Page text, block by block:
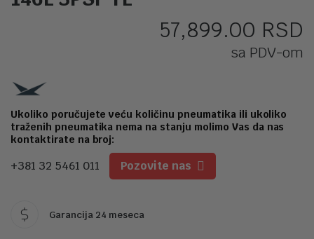
57,899.00 RSD
sa PDV-om
Ukoliko poručujete veću količinu pneumatika ili ukoliko
traženih pneumatika nema na stanju molimo Vas da nas
kontaktirate na broj:
+381 32 5461 011 Pozovite nas
Garancija 24 meseca